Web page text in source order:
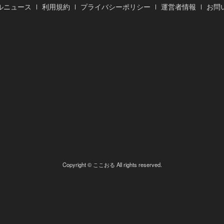
ニュース 利用規約 プライバシーポリシー 運営者情報 お問
Copyright © ここおる All rights reserved.